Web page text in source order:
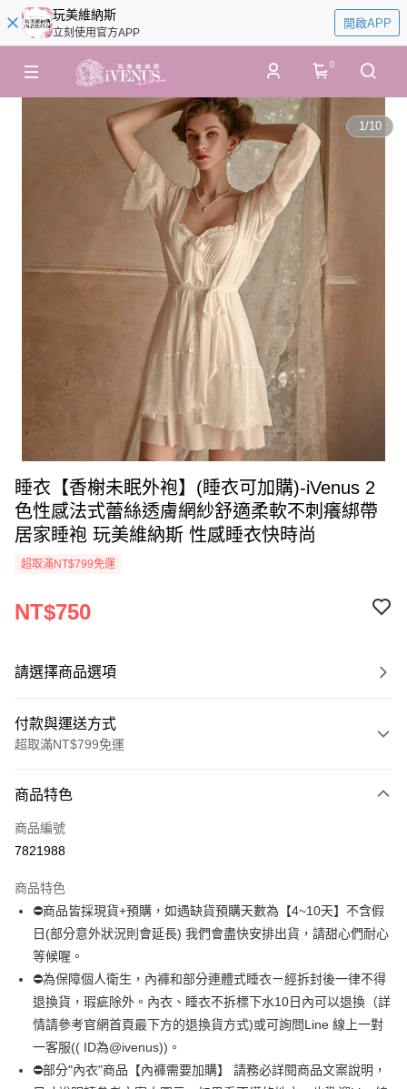
玩美維納斯
立刻使用官方APP
開啟APP
0
1/10
睡衣【香榭未眠外袍】(睡衣可加購)-iVenus 2
色性感法式蕾絲透膚網紗舒適柔軟不刺癢綁帶
居家睡袍 玩美維納斯 性感睡衣快時尚
超取滿NT$799免運
NT$750
請選擇商品選項
付款與運送方式
超取滿NT$799免運
信用卡一次付款
超商取貨付款
Apple Pay
街口支付
悠遊付
全盈+PAY
AFTEE先享後付
相關說明
【關於「AFTEE先享後付」】
商品特色
商品編號
7821988
商品特色
⛔商品皆採現貨+預購，如遇缺貨預購天數為【4~10天】不含假
日(部分意外狀況則會延長) 我們會盡快安排出貨，請甜心們耐心
等候喔。
⛔為保障個人衛生，內褲和部分連體式睡衣ㄧ經拆封後一律不得
退換貨，瑕疵除外。內衣、睡衣不拆標下水10日內可以退換（詳
情請參考官網首頁最下方的退換貨方式)或可詢問Line 線上一對
一客服(( ID為@ivenus))。
⛔部分"內衣"商品【內褲需要加購】 請務必詳閱商品文案說明，